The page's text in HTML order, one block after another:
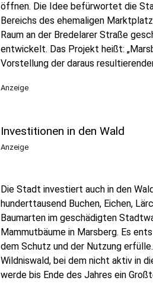
öffnen. Die Idee befürwortet die
Bereichs des ehemaligen
Raum an der Bredelarer Straße
entwickelt. Das Projekt heißt:
Vorstellung der daraus
Anzeige
Investitionen in den Wald
Anzeige
Die Stadt investiert auch in den
hunderttausend Buchen, Eichen,
Baumarten im geschädigten
Mammutbäume in Marsberg. Es
dem Schutz und der Nutzung
Wildniswald, bei dem nicht aktiv in
werde bis Ende des Jahres ein